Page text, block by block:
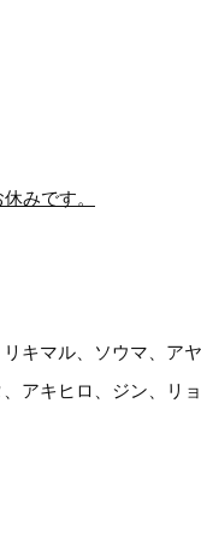
みです。
キマル、ソウマ、アヤ
アキヒロ、ジン、リ